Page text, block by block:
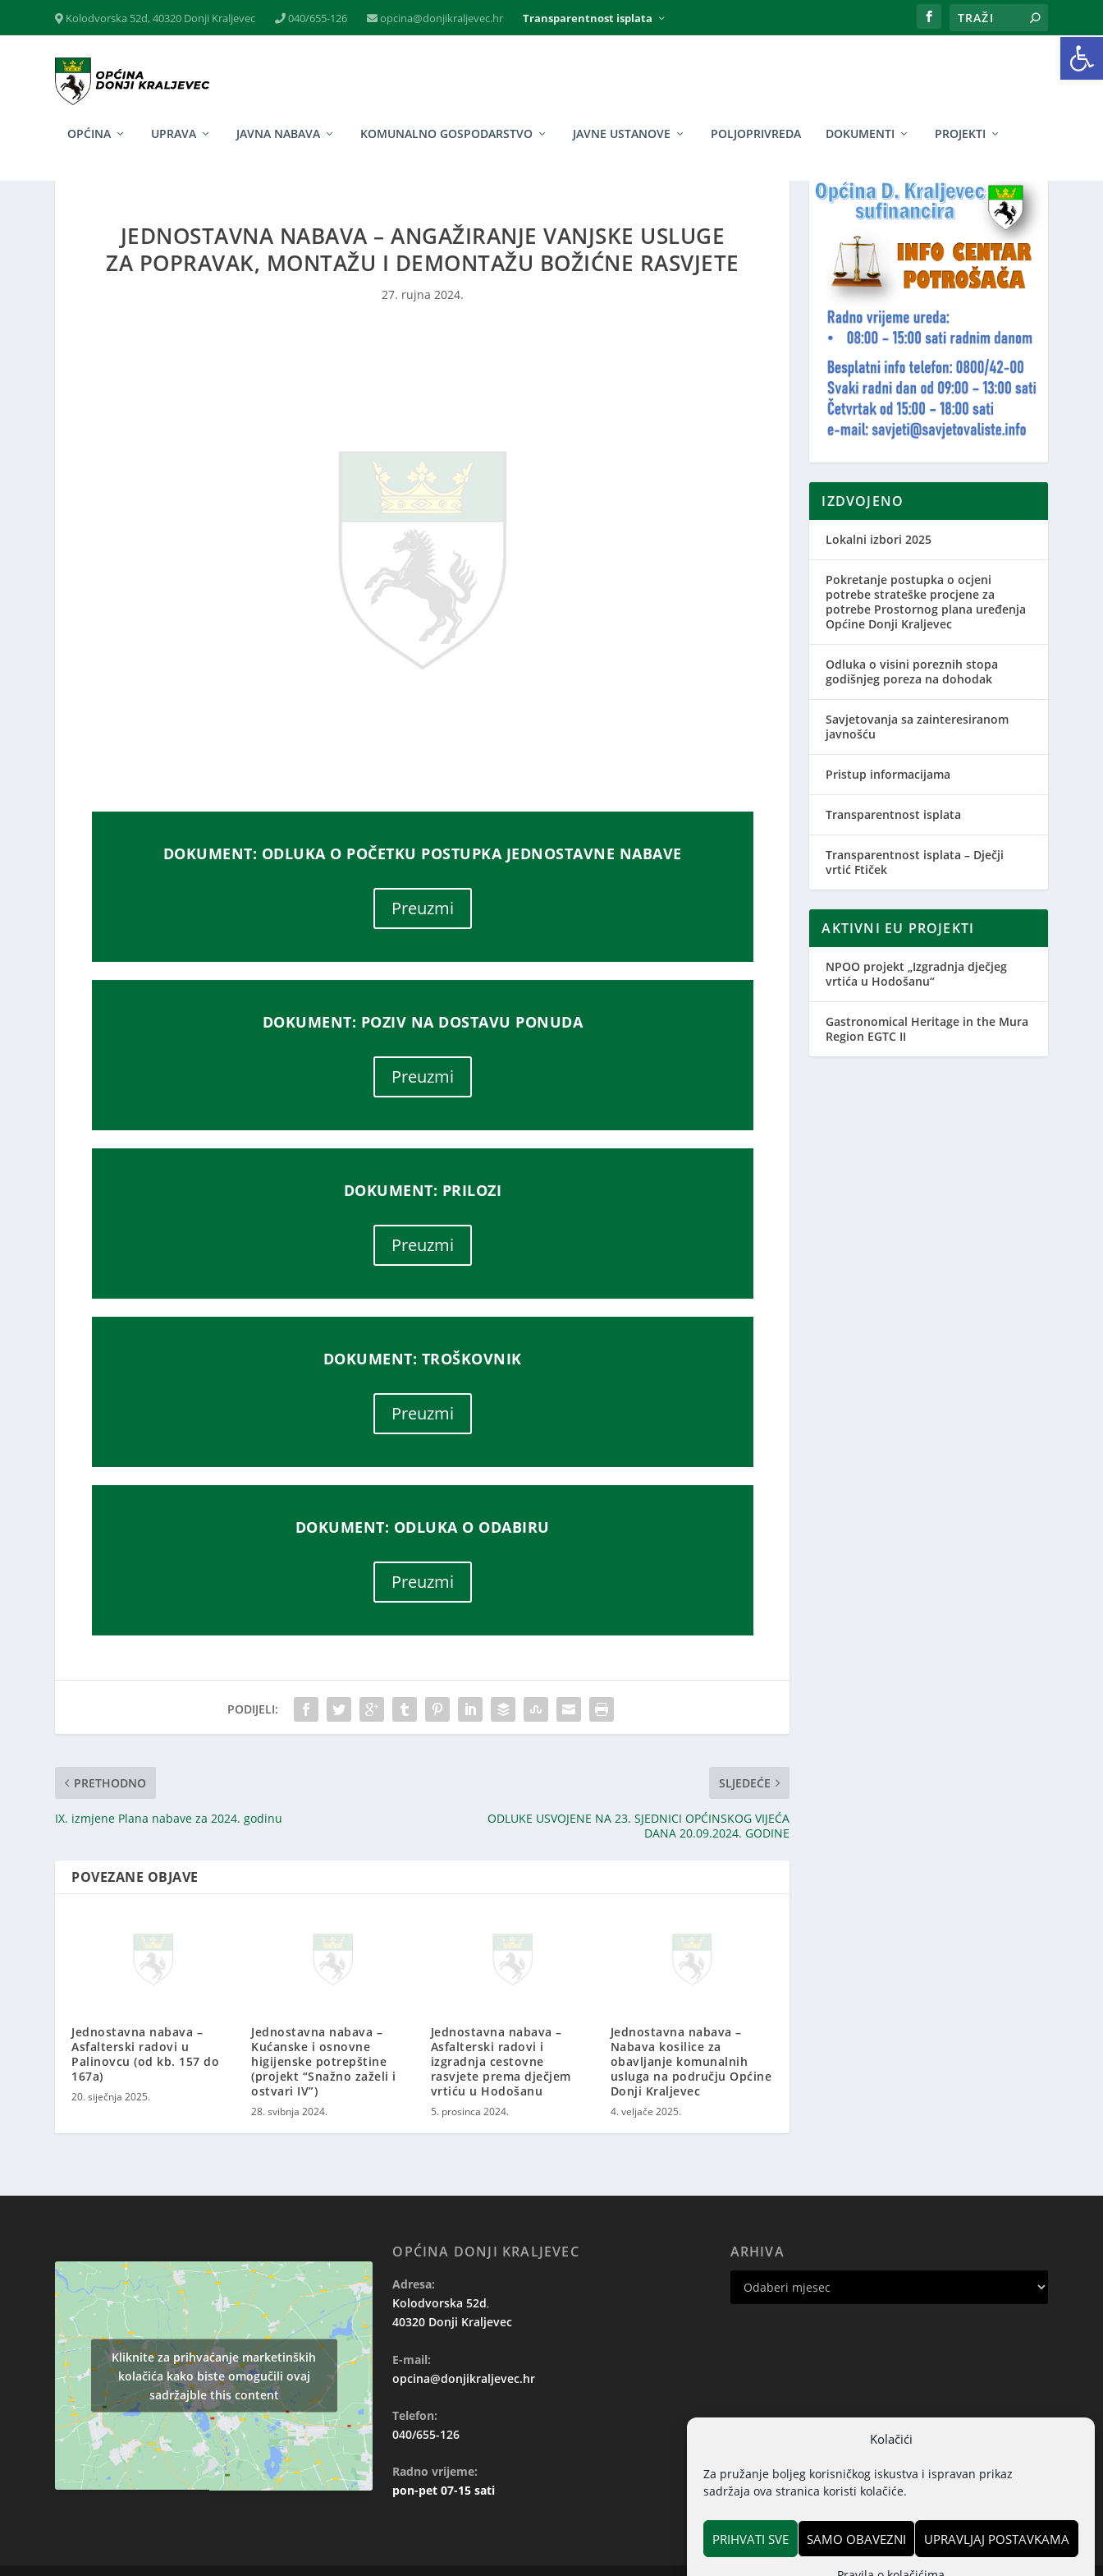
Open toolbar
Kolačići
Za pružanje boljeg korisničkog iskustva i ispravan prikaz
sadržaja ova stranica koristi kolačiće.
PRIHVATI SVE SAMO OBAVEZNI UPRAVLJAJ POSTAVKAMA
Kolodvorska 52d, 40320 Donji Kraljevec 040/655-126 opcina@donjikraljevec.hr Transparentnost isplata
OPĆINA UPRAVA JAVNA NABAVA KOMUNALNO GOSPODARSTVO JAVNE USTANOVE POLJOPRIVREDA DOKUMENTI PROJEKTI
JEDNOSTAVNA NABAVA – ANGAŽIRANJE VANJSKE USLUGE
ZA POPRAVAK, MONTAŽU I DEMONTAŽU BOŽIĆNE RASVJETE
27. rujna 2024.
DOKUMENT: ODLUKA O POČETKU POSTUPKA JEDNOSTAVNE NABAVE
Preuzmi
DOKUMENT: POZIV NA DOSTAVU PONUDA
Preuzmi
DOKUMENT: PRILOZI
Preuzmi
DOKUMENT: TROŠKOVNIK
Preuzmi
DOKUMENT: ODLUKA O ODABIRU
Preuzmi
PODIJELI:
PRETHODNO
IX. izmjene Plana nabave za 2024. godinu
SLJEDEĆE
ODLUKE USVOJENE NA 23. SJEDNICI OPĆINSKOG VIJEĆA
DANA 20.09.2024. GODINE
POVEZANE OBJAVE
Jednostavna nabava –
Asfalterski radovi u
Palinovcu (od kb. 157 do
167a)
20. siječnja 2025.
Jednostavna nabava –
Kućanske i osnovne
higijenske potrepštine
(projekt “Snažno zaželi i
ostvari IV”)
28. svibnja 2024.
Jednostavna nabava –
Asfalterski radovi i
izgradnja cestovne
rasvjete prema dječjem
vrtiću u Hodošanu
5. prosinca 2024.
Jednostavna nabava –
Nabava kosilice za
obavljanje komunalnih
usluga na području Općine
Donji Kraljevec
4. veljače 2025.
IZDVOJENO
Lokalni izbori 2025
Pokretanje postupka o ocjeni
potrebe strateške procjene za
potrebe Prostornog plana uređenja
Općine Donji Kraljevec
Odluka o visini poreznih stopa
godišnjeg poreza na dohodak
Savjetovanja sa zainteresiranom
javnošću
Pristup informacijama
Transparentnost isplata
Transparentnost isplata – Dječji
vrtić Ftiček
AKTIVNI EU PROJEKTI
NPOO projekt „Izgradnja dječjeg
vrtića u Hodošanu“
Gastronomical Heritage in the Mura
Region EGTC II
Kliknite za prihvaćanje marketinških
kolačića kako biste omogučili ovaj
sadržajble this content
OPĆINA DONJI KRALJEVEC
Adresa:
Kolodvorska 52d,
40320 Donji Kraljevec
E-mail:
opcina@donjikraljevec.hr
Telefon:
040/655-126
Radno vrijeme:
pon-pet 07-15 sati
ARHIVA